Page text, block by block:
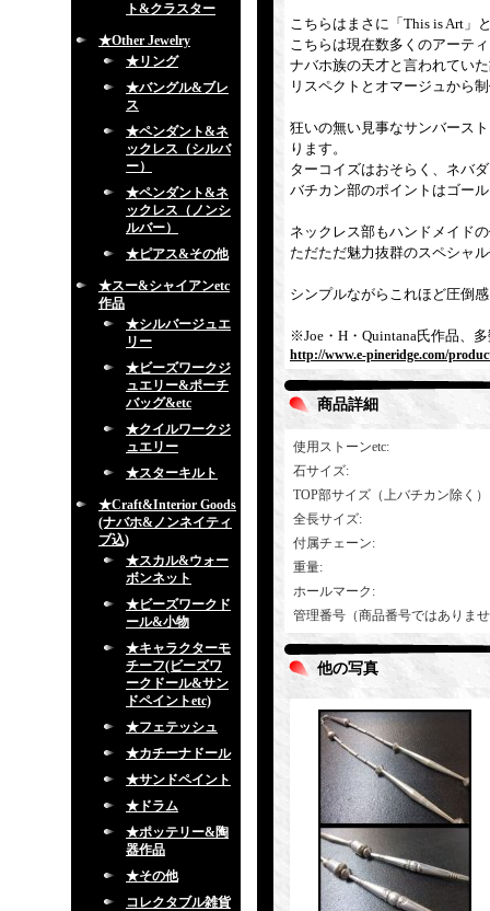
ト&クラスター
★Other Jewelry
★リング
★バングル&ブレ
ス
★ペンダント&ネ
ックレス（シルバ
ー）
★ペンダント&ネ
ックレス（ノンシ
ルバー）
★ピアス&その他
★スー&シャイアンetc
作品
★シルバージュエ
リー
★ビーズワークジ
ュエリー&ポーチ
バッグ&etc
★クイルワークジ
ュエリー
★スターキルト
★Craft&Interior Goods
(ナバホ&ノンネイティ
ブ込)
★スカル&ウォー
ボンネット
★ビーズワークド
ール&小物
★キャラクターモ
チーフ(ビーズワ
ークドール&サン
ドペイントetc)
★フェテッシュ
★カチーナドール
★サンドペイント
★ドラム
★ポッテリー&陶
器作品
★その他
コレクタブル雑貨
こちらはまさに「This is Art」
こちらは現在数多くのアーテ
ナバホ族の天才と言われてい
リスペクトとオマージュから
狂いの無い見事なサンバース
ります。
ターコイズはおそらく、ネバ
バチカン部のポイントはゴー
ネックレス部もハンドメイド
ただただ魅力抜群のスペシャ
シンプルながらこれほど圧倒
※Joe・H・Quintana氏作品、
http://www.e-pineridge.com/
商品詳細
使用ストーンetc:
石サイズ:
TOP部サイズ（上バチカン除く）
全長サイズ:
付属チェーン:
重量:
ホールマーク :
管理番号（商品番号ではありま
他の写真